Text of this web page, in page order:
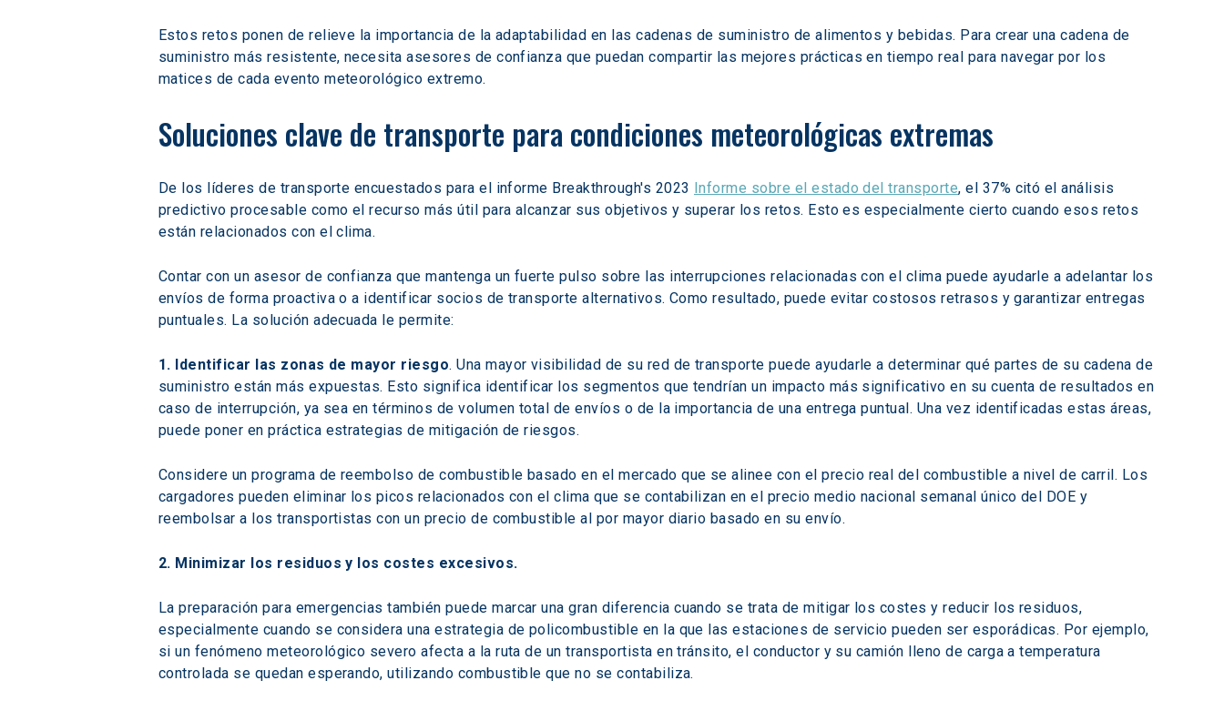
Estos retos ponen de relieve la importancia de la adaptabilidad en las cadenas de suministro de alimentos y bebidas. Para crear una cadena de
suministro más resistente, necesita asesores de confianza que puedan compartir las mejores prácticas en tiempo real para navegar por los
matices de cada evento meteorológico extremo.
Soluciones clave de transporte para condiciones meteorológicas extremas
De los líderes de transporte encuestados para el informe Breakthrough's 2023 Informe sobre el estado del transporte, el 37% citó el análisis
predictivo procesable como el recurso más útil para alcanzar sus objetivos y superar los retos. Esto es especialmente cierto cuando esos retos
están relacionados con el clima.
Contar con un asesor de confianza que mantenga un fuerte pulso sobre las interrupciones relacionadas con el clima puede ayudarle a adelantar los
envíos de forma proactiva o a identificar socios de transporte alternativos. Como resultado, puede evitar costosos retrasos y garantizar entregas
puntuales. La solución adecuada le permite:
1. Identificar las zonas de mayor riesgo. Una mayor visibilidad de su red de transporte puede ayudarle a determinar qué partes de su cadena de
suministro están más expuestas. Esto significa identificar los segmentos que tendrían un impacto más significativo en su cuenta de resultados en
caso de interrupción, ya sea en términos de volumen total de envíos o de la importancia de una entrega puntual. Una vez identificadas estas áreas,
puede poner en práctica estrategias de mitigación de riesgos.
Considere un programa de reembolso de combustible basado en el mercado que se alinee con el precio real del combustible a nivel de carril. Los
cargadores pueden eliminar los picos relacionados con el clima que se contabilizan en el precio medio nacional semanal único del DOE y
reembolsar a los transportistas con un precio de combustible al por mayor diario basado en su envío.
2. Minimizar los residuos y los costes excesivos.
La preparación para emergencias también puede marcar una gran diferencia cuando se trata de mitigar los costes y reducir los residuos,
especialmente cuando se considera una estrategia de policombustible en la que las estaciones de servicio pueden ser esporádicas. Por ejemplo,
si un fenómeno meteorológico severo afecta a la ruta de un transportista en tránsito, el conductor y su camión lleno de carga a temperatura
controlada se quedan esperando, utilizando combustible que no se contabiliza.